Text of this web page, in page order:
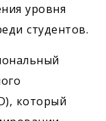
уровня
студентов.
который